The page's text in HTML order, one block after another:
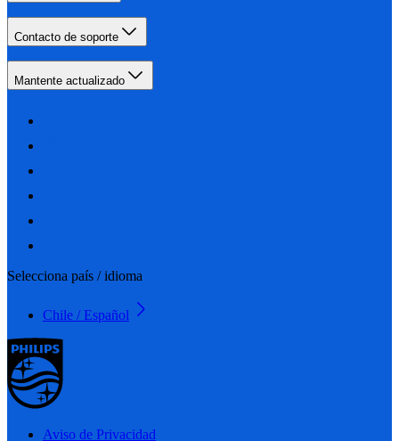
Contacto de soporte
Mantente actualizado
Selecciona país / idioma
Chile / Español
Aviso de Privacidad